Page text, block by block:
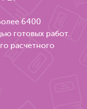
6400
готовых работ.
расчетного